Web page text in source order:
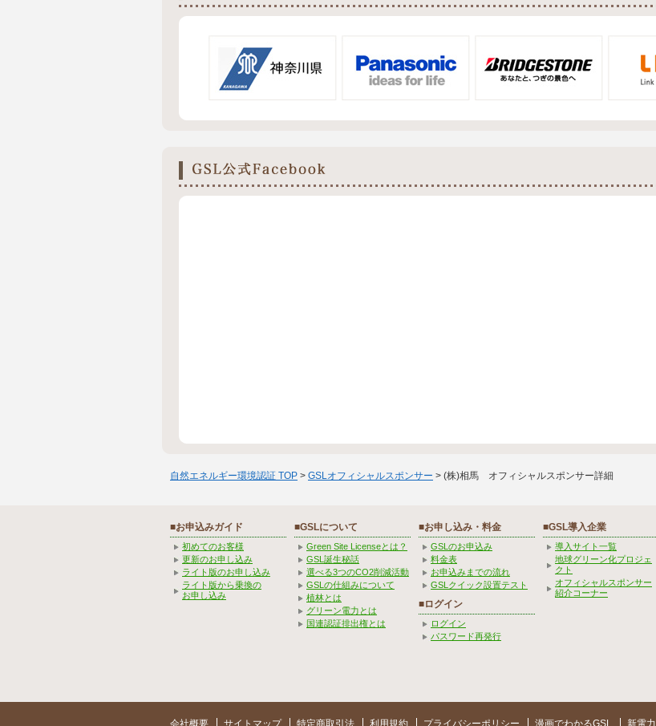
自然エネルギー環境認証 TOP > GSLオフィシャルスポンサー > (株)相馬 オフィシャルスポンサー詳細
■お申込みガイド
初めてのお客様
更新のお申し込み
ライト版のお申し込み
ライト版から乗換の
お申し込み
■GSLについて
Green Site Licenseとは？
GSL誕生秘話
選べる3つのCO2削減活動
GSLの仕組みについて
植林とは
グリーン電力とは
国連認証排出権とは
■お申し込み・料金
GSLのお申込み
料金表
お申込みまでの流れ
GSLクイック設置テスト
■ログイン
ログイン
パスワード再発行
■GSL導入企業
導入サイト一覧
地球グリーン化プロジェ
クト
オフィシャルスポンサー
紹介コーナー
会社概要 サイトマップ 特定商取引法 利用規約 プライバシーポリシー 漫画でわかるGSL 新電力